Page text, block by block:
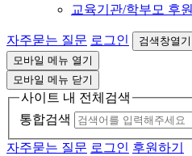
교육기관/학부모 후원
자주묻는 질문 로그인 검색창열기
모바일 메뉴 열기
모바일 메뉴 닫기
사이트 내 전체검색
통합검색
자주묻는 질문 로그인 후원하기